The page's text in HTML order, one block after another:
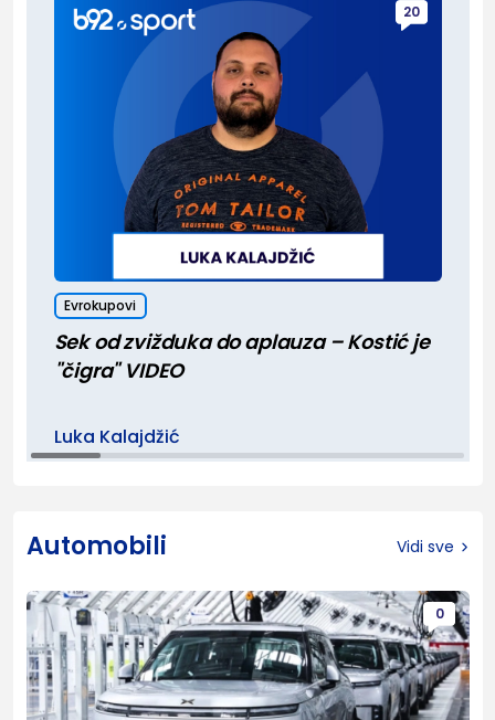
20
Evrokupovi
Sek od zvižduka do aplauza – Kostić je
"čigra" VIDEO
Luka Kalajdžić
Automobili Vidi sve
0